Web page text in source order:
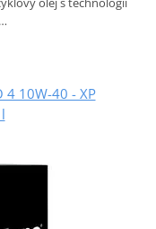
4 10W-40 - XP